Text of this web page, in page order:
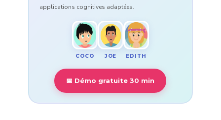
applications cognitives adaptées.
COCO JOE EDITH
📅 Démo gratuite 30 min